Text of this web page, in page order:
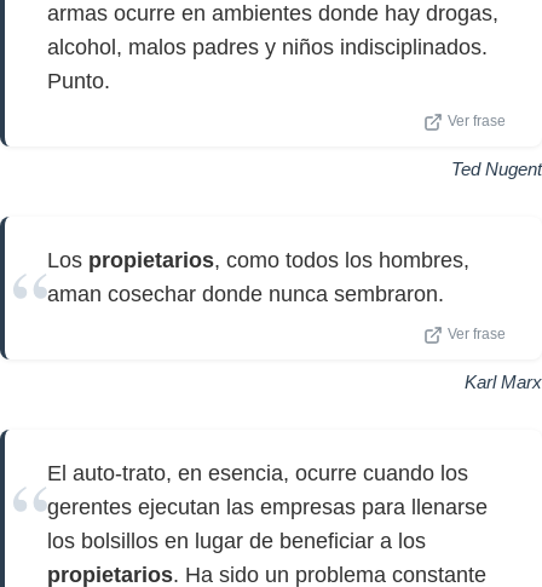
armas ocurre en ambientes donde hay drogas,
alcohol, malos padres y niños indisciplinados.
Punto.
Ver frase
Ted Nugent
Los propietarios, como todos los hombres,
aman cosechar donde nunca sembraron.
Ver frase
Karl Marx
El auto-trato, en esencia, ocurre cuando los
gerentes ejecutan las empresas para llenarse
los bolsillos en lugar de beneficiar a los
propietarios. Ha sido un problema constante